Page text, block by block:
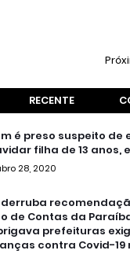
RECENTE
é preso suspeito de
filha de 13 anos,
28, 2020
de Contas da
prefeituras
contra Covid-19